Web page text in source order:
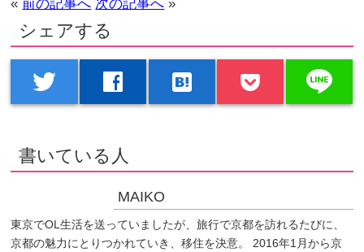
«前の記事へ 次の記事へ »
シェアする
twitter facebook hatenabookmark line
書いている人
MAIKO
東京でOL生活を送っていましたが、旅行で京都を訪れるたびに、
京都の魅力にとりつかれていき、移住を決意。 2016年1月から京